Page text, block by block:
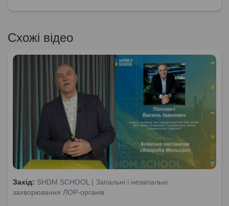
Схожі відео
Захід: SHDM.SCHOOL | Запальні і незапальні
захворювання ЛОР-органів